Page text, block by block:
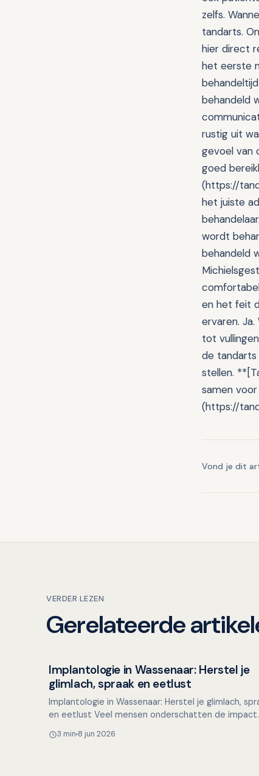
zelfs.
tandarts.
hier direct
het eerste
behandeld
rustig uit
gevoel van
goed
(https://
het juiste
wordt
behandeld
en het feit
ervaren.
tot
de tandarts
stellen.
samen
(https://
Vond je dit
VERDER LEZEN
Gerelateerde
Overig nieuws
Implantologie in Wassenaar: Herstel je
glimlach, spraak en eetlust
Implantologie in Wassenaar: Herstel je glimlach,
en eetlust Veel mensen onderschatten de impact
niet al…
3 min 8 jun 2026